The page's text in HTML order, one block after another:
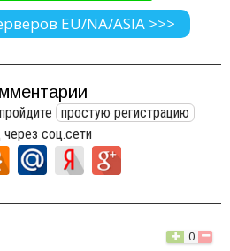
EU/NA/ASIA >>>
простую регистрацию
через соц.сети
0